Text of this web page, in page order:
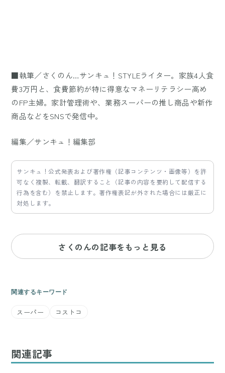
■執筆／さくのん…サンキュ！STYLEライター。家族4人食
費3万円と、食費節約が特に得意なマネーリテラシー高め
のFP主婦。家計管理術や、業務スーパーの推し商品や新作
商品などをSNSで発信中。
編集／サンキュ！編集部
サンキュ！公式発表および著作権（記事コンテンツ・画像等）を許
可なく複製、転載、翻訳すること（記事の内容を要約して配信する
行為を含む）を禁止します。著作権表記が外された場合には厳正に
対処します。
さくのんの記事をもっと見る
関連するキーワード
スーパー コストコ
関連記事